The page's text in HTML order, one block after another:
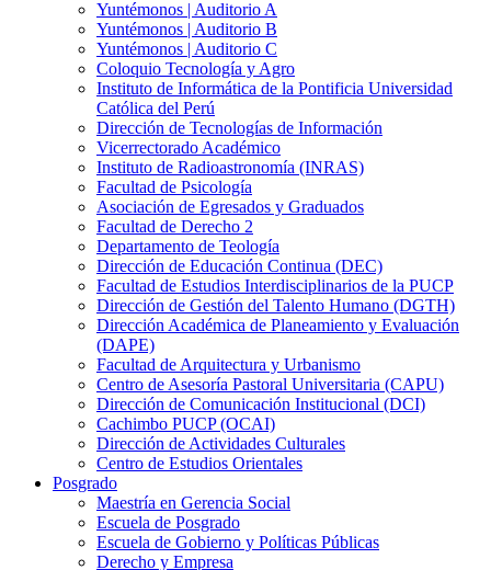
Yuntémonos | Auditorio A
Yuntémonos | Auditorio B
Yuntémonos | Auditorio C
Coloquio Tecnología y Agro
Instituto de Informática de la Pontificia Universidad
Católica del Perú
Dirección de Tecnologías de Información
Vicerrectorado Académico
Instituto de Radioastronomía (INRAS)
Facultad de Psicología
Asociación de Egresados y Graduados
Facultad de Derecho 2
Departamento de Teología
Dirección de Educación Continua (DEC)
Facultad de Estudios Interdisciplinarios de la PUCP
Dirección de Gestión del Talento Humano (DGTH)
Dirección Académica de Planeamiento y Evaluación
(DAPE)
Facultad de Arquitectura y Urbanismo
Centro de Asesoría Pastoral Universitaria (CAPU)
Dirección de Comunicación Institucional (DCI)
Cachimbo PUCP (OCAI)
Dirección de Actividades Culturales
Centro de Estudios Orientales
Posgrado
Maestría en Gerencia Social
Escuela de Posgrado
Escuela de Gobierno y Políticas Públicas
Derecho y Empresa